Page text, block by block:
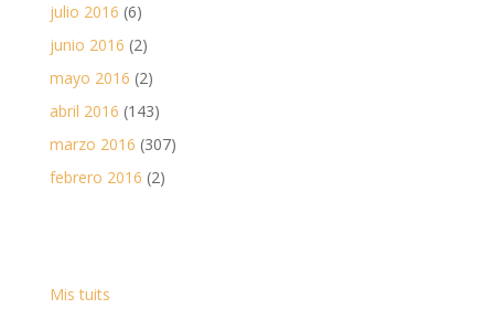
julio 2016 (6)
junio 2016 (2)
mayo 2016 (2)
abril 2016 (143)
marzo 2016 (307)
febrero 2016 (2)
Mis tuits